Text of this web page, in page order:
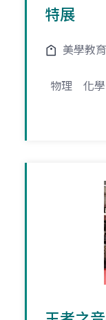
特展
美學教育
物理 化學